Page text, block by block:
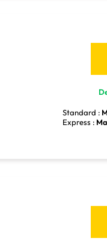
Standard :
Express :